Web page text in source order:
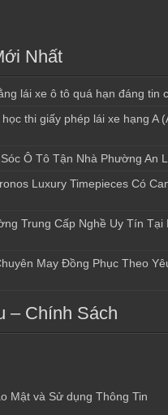
Nhất
lái xe ô tô quá hạn đáng tin
thi giấy phép lái xe hạng A
Ô Tô Tận Nhà Phường An
Luxury Timepieces Có
Trung Cấp Nghề Uy Tín Tại
May Đồng Phục Theo
– Chính Sách
Mật và Sử dụng Thông Tin